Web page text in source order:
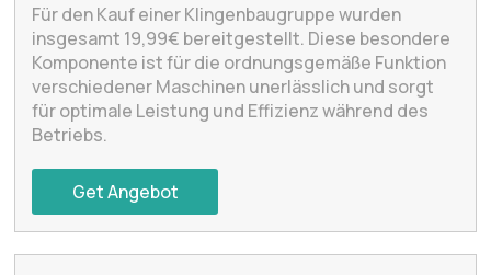
Für den Kauf einer Klingenbaugruppe wurden
insgesamt 19,99€ bereitgestellt. Diese besondere
Komponente ist für die ordnungsgemäße Funktion
verschiedener Maschinen unerlässlich und sorgt
für optimale Leistung und Effizienz während des
Betriebs.
Get Angebot